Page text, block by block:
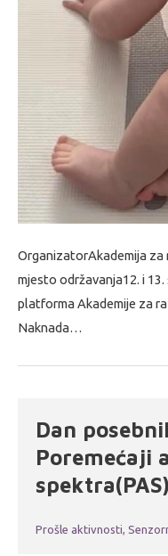
OrganizatorAkademija za
mjesto održavanja12. i
platforma Akademije za
Naknada…
Dan
Poremećaji
spektra(PAS)
Prošle aktivnosti,